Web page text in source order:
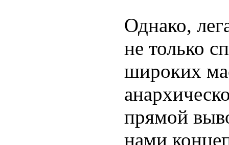
Однако,
не только
широких
прямой
нами